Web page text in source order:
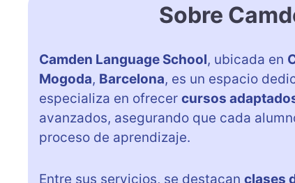
Sobre
Camden Language School, ubicada en
Mogoda, Barcelona, es un espacio
especializa en ofrecer cursos
avanzados, asegurando que cada
proceso de aprendizaje.
Entre sus servicios, se destacan clases